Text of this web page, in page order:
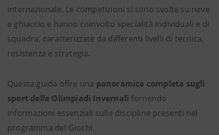
internazionale. Le competizioni si sono svolte su neve
e ghiaccio e hanno coinvolto specialità individuali e di
squadra, caratterizzate da differenti livelli di tecnica,
resistenza e strategia.
Questa guida offre una panoramica completa sugli
sport delle Olimpiadi Invernali fornendo
informazioni essenziali sulle discipline presenti nel
programma dei Giochi.